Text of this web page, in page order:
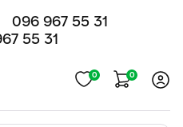
096 967 55 31
0 0